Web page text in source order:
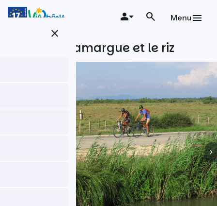
Aller
close
Menu
Le cheval camargue et le riz